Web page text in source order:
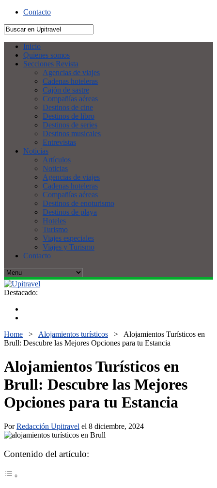
Contacto
Inicio
Quienes somos
Secciones Revista
Agencias de viajes
Cadenas hoteleras
Cajón de sastre
Compañías aéreas
Destinos de cine
Destinos de libro
Destinos de series
Destinos musicales
Entrevistas
Noticias
Artículos
Noticias
Agencias de viajes
Cadenas hoteleras
Compañías aéreas
Destinos de enoturismo
Destinos de playa
Hoteles
Turismo
Viajes especiales
Viajes y Turismo
Contacto
Destacado:
Home > Alojamientos turísticos > Alojamientos Turísticos en
Brull: Descubre las Mejores Opciones para tu Estancia
Alojamientos Turísticos en
Brull: Descubre las Mejores
Opciones para tu Estancia
PorRedacción Upitravel el 8 diciembre, 2024
Contenido del artículo: